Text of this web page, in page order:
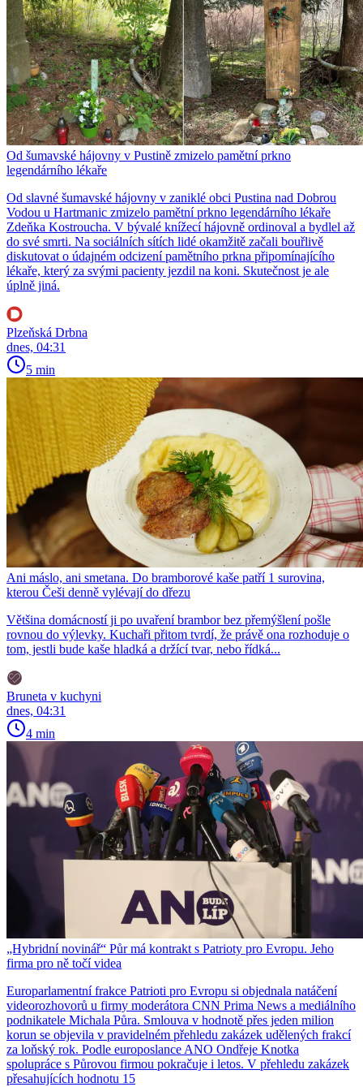
Od šumavské hájovny v Pustině zmizelo pamětní prkno
legendárního lékaře
Od slavné šumavské hájovny v zaniklé obci Pustina nad Dobrou
Vodou u Hartmanic zmizelo pamětní prkno legendárního lékaře
Zdeňka Kostroucha. V bývalé knížecí hájovně ordinoval a bydlel až
do své smrti. Na sociálních sítích lidé okamžitě začali bouřlivě
diskutovat o údajném odcizení pamětního prkna připomínajícího
lékaře, který za svými pacienty jezdil na koni. Skutečnost je ale
úplně jiná.
Plzeňská Drbna
dnes, 04:31
5 min
Ani máslo, ani smetana. Do bramborové kaše patří 1 surovina,
kterou Češi denně vylévají do dřezu
Většina domácností ji po uvaření brambor bez přemýšlení pošle
rovnou do výlevky. Kuchaři přitom tvrdí, že právě ona rozhoduje o
tom, jestli bude kaše hladká a držící tvar, nebo řídká...
Bruneta v kuchyni
dnes, 04:31
4 min
„Hybridní novinář“ Půr má kontrakt s Patrioty pro Evropu. Jeho
firma pro ně točí videa
Europarlamentní frakce Patrioti pro Evropu si objednala natáčení
videorozhovorů u firmy moderátora CNN Prima News a mediálního
podnikatele Michala Půra. Smlouva v hodnotě přes jeden milion
korun se objevila v pravidelném přehledu zakázek udělených frakcí
za loňský rok. Podle europoslance ANO Ondřeje Knotka
spolupráce s Půrovou firmou pokračuje i letos. V přehledu zakázek
přesahujících hodnotu 15